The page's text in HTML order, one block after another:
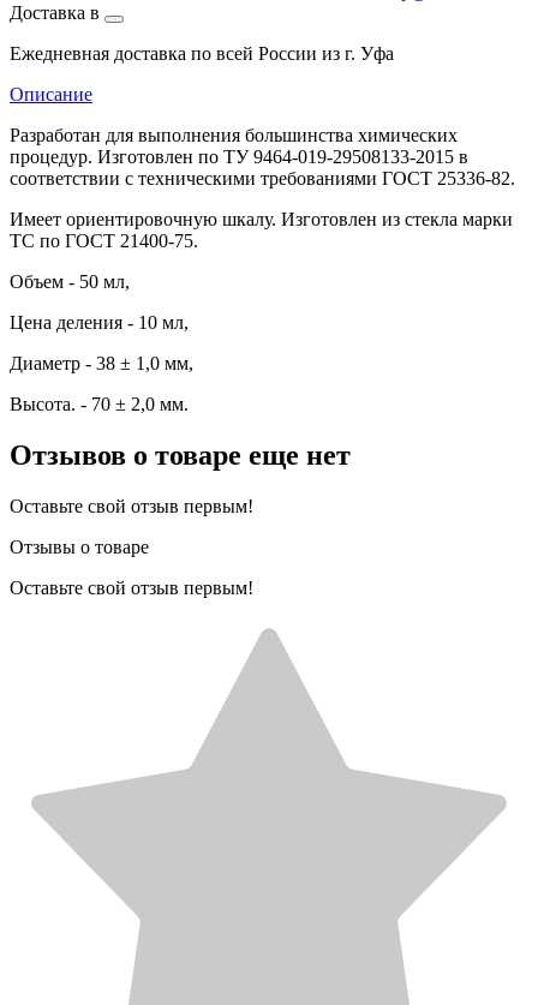
Доставка в
Ежедневная доставка по всей России из г. Уфа
Описание
Разработан для выполнения большинства химических
процедур. Изготовлен по ТУ 9464-019-29508133-2015 в
соответствии с техническими требованиями ГОСТ 25336-82.
Имеет ориентировочную шкалу. Изготовлен из стекла марки
ТС по ГОСТ 21400-75.
Объем - 50 мл,
Цена деления - 10 мл,
Диаметр - 38 ± 1,0 мм,
Высота. - 70 ± 2,0 мм.
Отзывов о товаре еще нет
Оставьте свой отзыв первым!
Отзывы о товаре
Оставьте свой отзыв первым!